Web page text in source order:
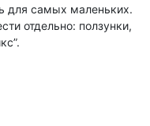
для самых маленьких.
отдельно: ползунки,